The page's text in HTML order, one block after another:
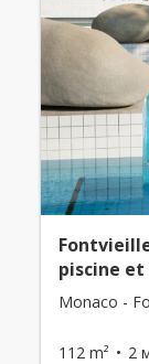
piscine
Monaco -
112 m² 2